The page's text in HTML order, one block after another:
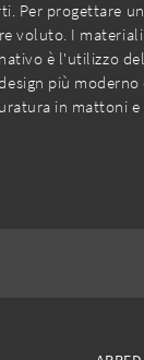
Per
I
è l'utilizzo
più
in